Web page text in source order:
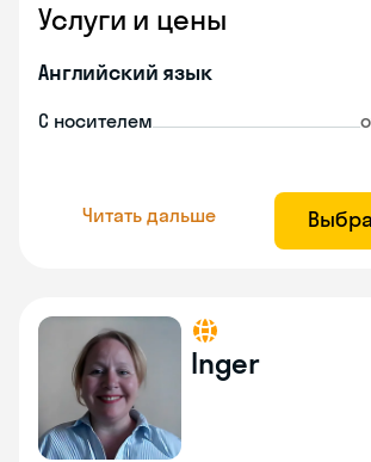
Услуги и цены
Английский язык
С носителем
Читать дальше
Inger